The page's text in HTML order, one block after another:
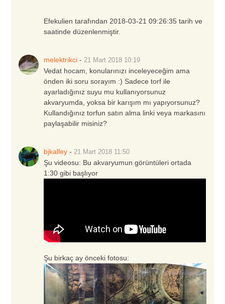
Efekulien tarafından 2018-03-21 09:26:35 tarih ve
saatinde düzenlenmiştir.
melektrikci - 21 Mart 2018 10:19
Vedat hocam, konularınızı inceleyeceğim ama
önden iki soru sorayım :) Sadece torf ile
ayarladığınız suyu mu kullanıyorsunuz
akvaryumda, yoksa bir karışım mı yapıyorsunuz?
Kullandığınız torfun satın alma linki veya markasını
paylaşabilir misiniz?
bjkalley - 21 Mart 2018 11:50
Şu videosu: Bu akvaryumun görüntüleri ortada
1:30 gibi başlıyor
Şu birkaç ay önceki fotosu: